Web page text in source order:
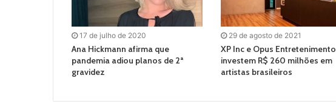
17 de julho de 2020
Ana Hickmann afirma que
pandemia adiou planos de 2ª
gravidez
29 de agosto de 2021
XP Inc e Opus Entretenimento
investem R$ 260 milhões em
artistas brasileiros